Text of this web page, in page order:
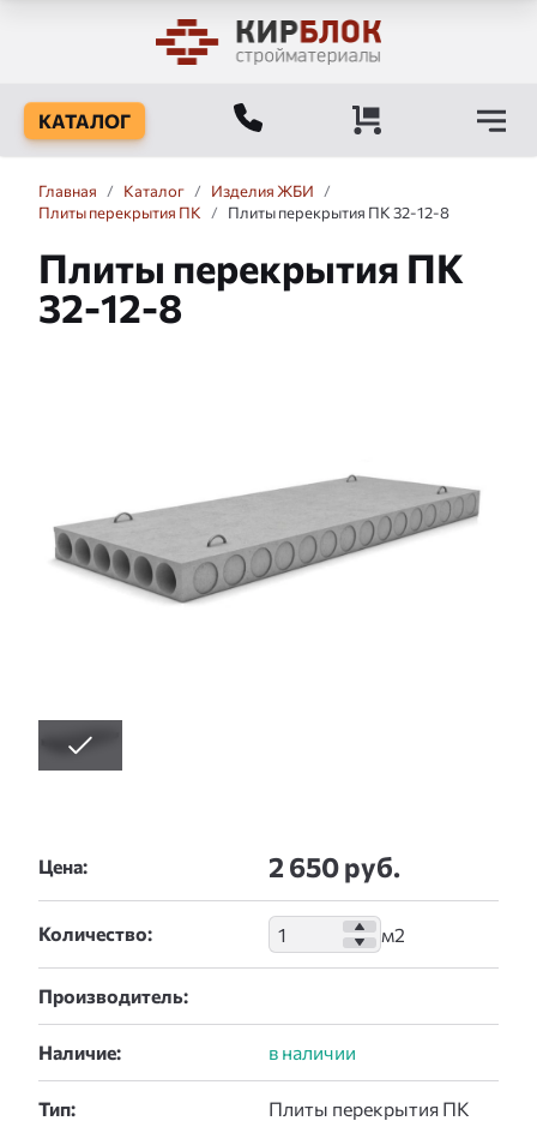
КАТАЛОГ
Главная / Каталог / Изделия ЖБИ
/
Плиты перекрытия ПК
/ Плиты перекрытия ПК 32-12-8
Плиты перекрытия ПК
32-12-8
Цена: 2 650 руб.
Количество:
Производитель:
Наличие:
Тип: